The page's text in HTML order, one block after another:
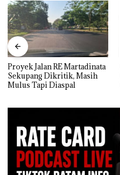
Proyek Jalan RE Martadinata
Sekupang Dikritik, Masih
Mulus Tapi Diaspal